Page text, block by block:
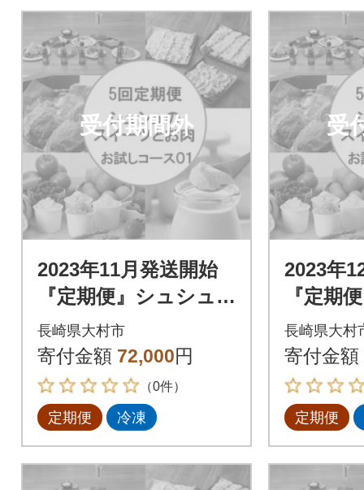
受付期間外
2023年11月発送開始
『定期便』シュシュ
のお試しスイーツと
お肉のコース01 全5
回
長崎県大村市
寄付金額 72,000円
（0件）
定期便 冷凍
受
2023年
『定期
のお試
お肉の
回
長崎県大村
寄付金額
定期便